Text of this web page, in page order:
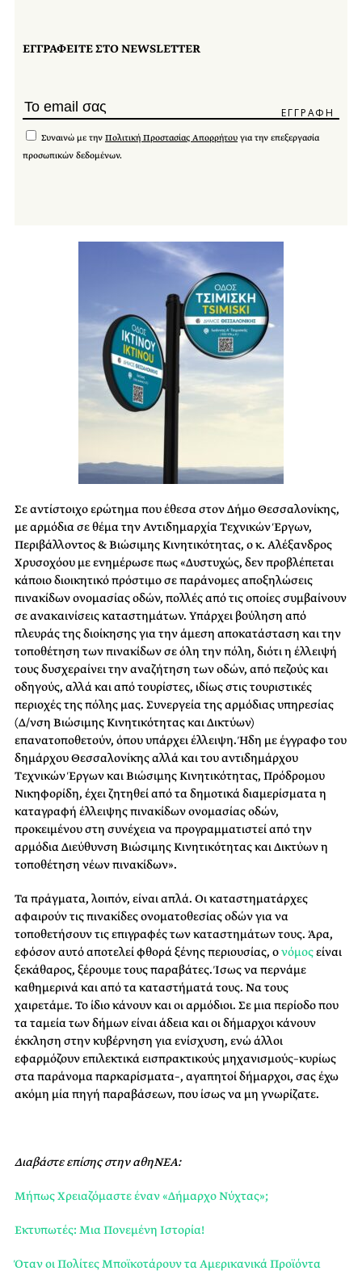
ΕΓΓΡΑΦΕΙΤΕ ΣΤΟ NEWSLETTER
Συναινώ με την Πολιτική Προστασίας Απορρήτου για την επεξεργασία
προσωπικών δεδομένων.
Σε αντίστοιχο ερώτημα που έθεσα στον Δήμο Θεσσαλονίκης,
με αρμόδια σε θέμα την Αντιδημαρχία Τεχνικών Έργων,
Περιβάλλοντος & Βιώσιμης Κινητικότητας, ο κ. Αλέξανδρος
Χρυσοχόου με ενημέρωσε πως «Δυστυχώς, δεν προβλέπεται
κάποιο διοικητικό πρόστιμο σε παράνομες αποξηλώσεις
πινακίδων ονομασίας οδών, πολλές από τις οποίες συμβαίνουν
σε ανακαινίσεις καταστημάτων. Υπάρχει βούληση από
πλευράς της διοίκησης για την άμεση αποκατάσταση και την
τοποθέτηση των πινακίδων σε όλη την πόλη, διότι η έλλειψή
τους δυσχεραίνει την αναζήτηση των οδών, από πεζούς και
οδηγούς, αλλά και από τουρίστες, ιδίως στις τουριστικές
περιοχές της πόλης μας. Συνεργεία της αρμόδιας υπηρεσίας
(Δ/νση Βιώσιμης Κινητικότητας και Δικτύων)
επανατοποθετούν, όπου υπάρχει έλλειψη. Ήδη με έγγραφο του
δημάρχου Θεσσαλονίκης αλλά και του αντιδημάρχου
Τεχνικών Έργων και Βιώσιμης Κινητικότητας, Πρόδρομου
Νικηφορίδη, έχει ζητηθεί από τα δημοτικά διαμερίσματα η
καταγραφή έλλειψης πινακίδων ονομασίας οδών,
προκειμένου στη συνέχεια να προγραμματιστεί από την
αρμόδια Διεύθυνση Βιώσιμης Κινητικότητας και Δικτύων η
τοποθέτηση νέων πινακίδων».
Τα πράγματα, λοιπόν, είναι απλά. Οι καταστηματάρχες
αφαιρούν τις πινακίδες ονοματοθεσίας οδών για να
τοποθετήσουν τις επιγραφές των καταστημάτων τους. Άρα,
εφόσον αυτό αποτελεί φθορά ξένης περιουσίας, ονόμοςείναι
ξεκάθαρος, ξέρουμε τους παραβάτες. Ίσως να περνάμε
καθημερινά και από τα καταστήματά τους. Να τους
χαιρετάμε. Το ίδιο κάνουν και οι αρμόδιοι. Σε μια περίοδο που
τα ταμεία των δήμων είναι άδεια και οι δήμαρχοι κάνουν
έκκληση στην κυβέρνηση για ενίσχυση, ενώ άλλοι
εφαρμόζουν επιλεκτικά εισπρακτικούς μηχανισμούς–κυρίως
στα παράνομα παρκαρίσματα–, αγαπητοί δήμαρχοι, σας έχω
ακόμη μία πηγή παραβάσεων, που ίσως να μη γνωρίζατε.
Διαβάστε επίσης στην αθηΝΕΑ:
Μήπως Χρειαζόμαστε έναν «Δήμαρχο Νύχτας»;
Εκτυπωτές: Μια Πονεμένη Ιστορία!
Όταν οι Πολίτες Μποϊκοτάρουν τα Αμερικανικά Προϊόντα